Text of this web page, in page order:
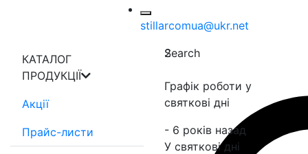
stillarcomua@ukr.net
КАТАЛОГ
ПРОДУКЦІЇ
Акції
Прайс-листи
Search
2
Графік роботи у
святкові дні
- 6 років назад
У святкові дні